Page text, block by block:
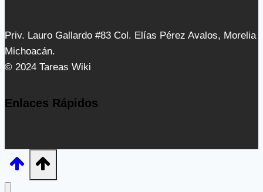
Priv. Lauro Gallardo #83 Col. Elías Pérez Avalos, Morelia
Michoacán.
© 2024 Tareas Wiki
Enlaces Rápidos